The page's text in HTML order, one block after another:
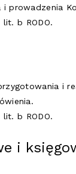
prowadzenia
b RODO.
i
b RODO.
i